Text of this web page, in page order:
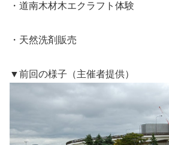
・道南木材木エクラフト体験
・天然洗剤販売
▼前回の様子（主催者提供）